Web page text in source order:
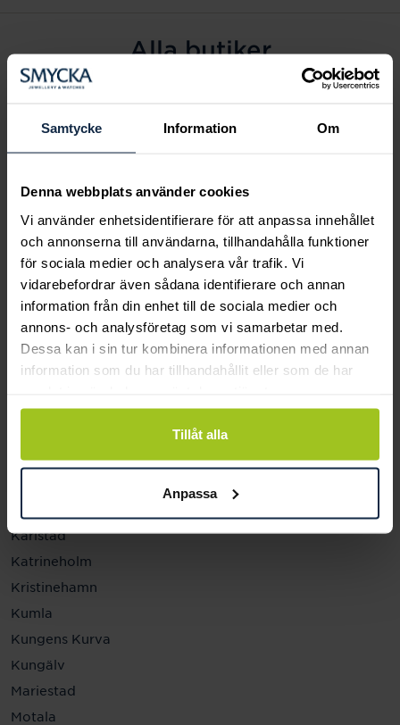
Samtycke Information Om
Denna webbplats använder cookies
Vi använder enhetsidentifierare för att anpassa innehållet
och annonserna till användarna, tillhandahålla funktioner
för sociala medier och analysera vår trafik. Vi
vidarebefordrar även sådana identifierare och annan
information från din enhet till de sociala medier och
annons- och analysföretag som vi samarbetar med.
Dessa kan i sin tur kombinera informationen med annan
information som du har tillhandahållit eller som de har
Tillåt alla
Anpassa
Alla butiker
Alingsås
Arvidsjaur
Eksjö
Fagersta
Farsta
Gävle
Halmstad
Halmstad Hallarna
Haninge
Helsingborg
Jönköping
Karlstad
Katrineholm
Kristinehamn
Kumla
Kungens Kurva
Kungälv
Mariestad
Motala